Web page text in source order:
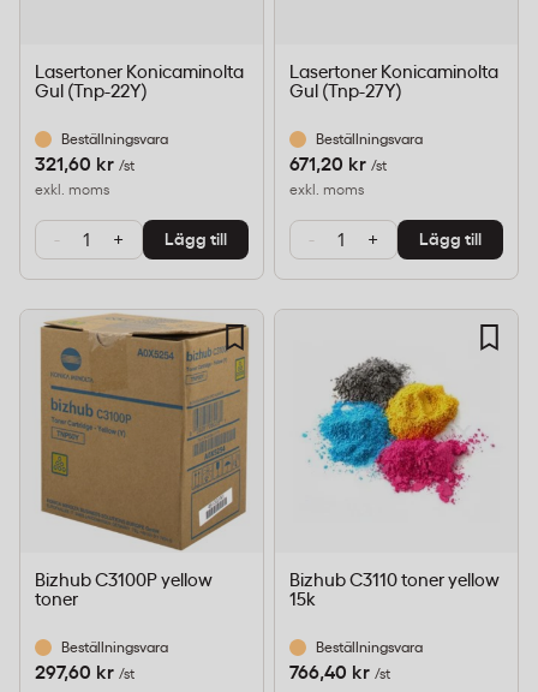
Lasertoner Konicaminolta
Gul (Tnp-22Y)
Beställningsvara
321,60 kr /st
exkl. moms
- + Lägg till
Lasertoner Konicaminolta
Gul (Tnp-27Y)
Beställningsvara
671,20 kr /st
exkl. moms
- + Lägg till
Bizhub C3100P yellow
toner
Beställningsvara
297,60 kr /st
Bizhub C3110 toner yellow
15k
Beställningsvara
766,40 kr /st